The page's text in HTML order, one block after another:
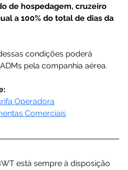
de hospedagem, cruzeiro
a 100% do total de dias da
condições poderá
pela companhia aérea.
Operadora
Comerciais
está sempre à disposição